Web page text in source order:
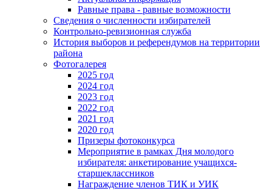
Равные права - равные возможности
Сведения о численности избирателей
Контрольно-ревизионная служба
История выборов и референдумов на территории
района
Фотогалерея
2025 год
2024 год
2023 год
2022 год
2021 год
2020 год
Призеры фотоконкурса
Мероприятие в рамках Дня молодого
избирателя: анкетирование учащихся-
старшеклассников
Награждение членов ТИК и УИК